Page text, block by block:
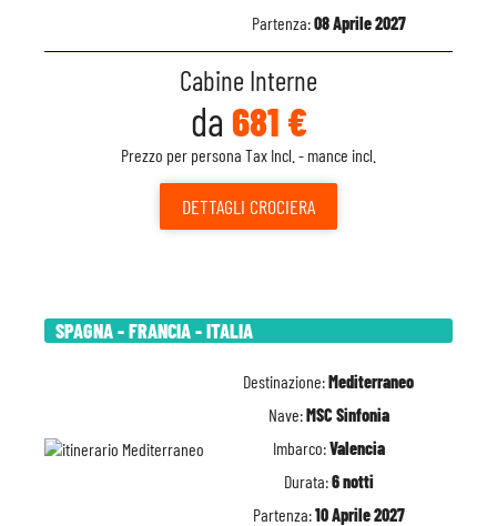
Partenza:08 Aprile 2027
Cabine Interne
da 681 €
Prezzo per persona Tax Incl. - mance incl.
DETTAGLI CROCIERA
SPAGNA - FRANCIA - ITALIA
Destinazione:Mediterraneo
Nave:MSC Sinfonia
Imbarco:Valencia
Durata:6 notti
Partenza:10 Aprile 2027